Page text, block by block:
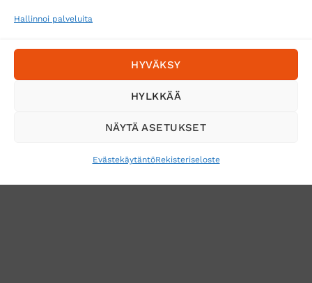
Hallinnoi palveluita
HYVÄKSY
HYLKKÄÄ
NÄYTÄ ASETUKSET
EvästekäytäntöRekisteriseloste